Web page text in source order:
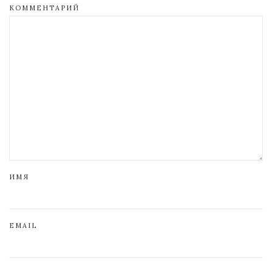
КОММЕНТАРИЙ
ИМЯ
EMAIL